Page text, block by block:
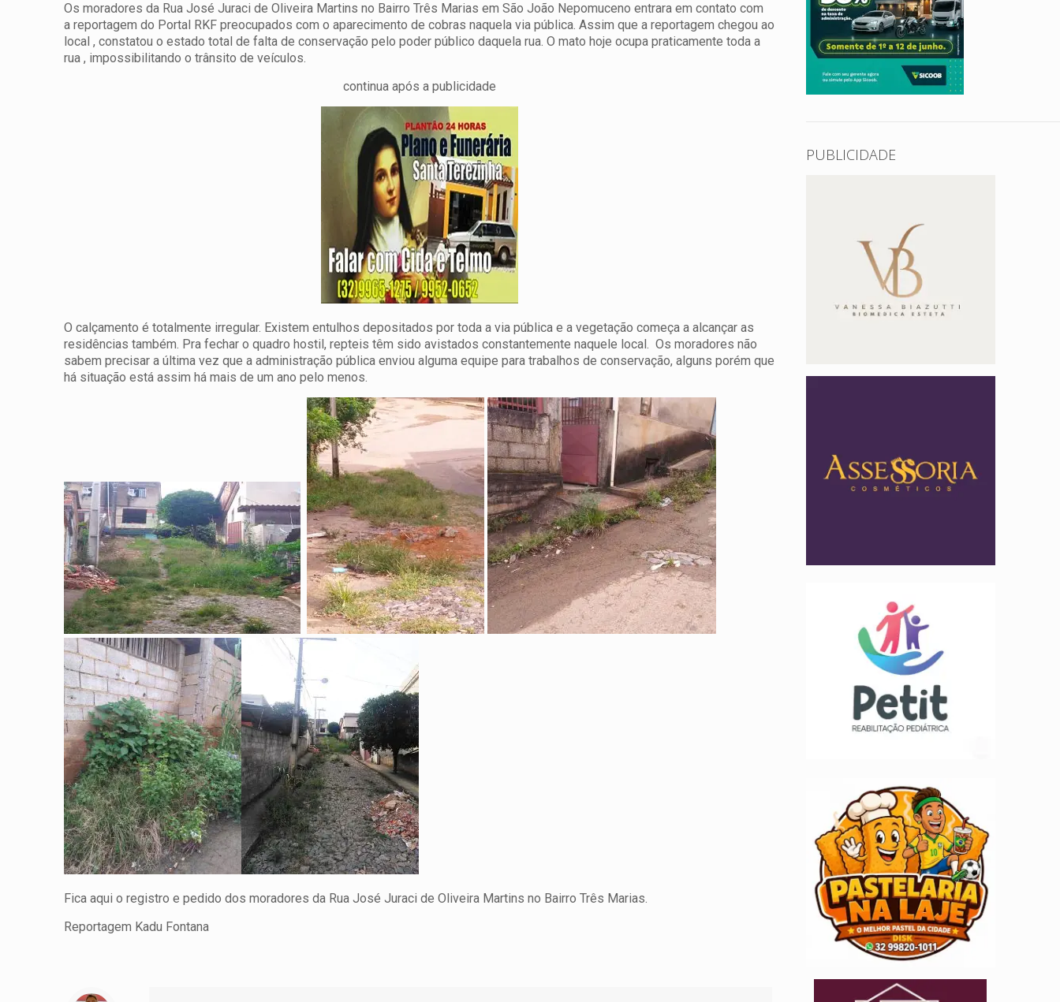
Os moradores da Rua José Juraci de Oliveira Martins no Bairro Três Marias em São João Nepomuceno entrara em contato com
a reportagem do Portal RKF preocupados com o aparecimento de cobras naquela via pública.Assim que a reportagem chegou ao
local , constatou o estado total de falta de conservação pelo poder público daquela rua. O mato hoje ocupa praticamente toda a
rua , impossibilitando o trânsito de veículos.
continua após a publicidade
O calçamento é totalmente irregular. Existem entulhos depositados por toda a via pública e a vegetação começa a alcançar as
residências também. Pra fechar o quadro hostil, repteis têm sido avistados constantemente naquele local. Os moradores não
sabem precisar a última vez que a administração pública enviou alguma equipe para trabalhos de conservação, alguns porém que
há situação está assim há mais de um ano pelo menos.
Fica aqui o registro e pedido dos moradores da Rua José Juraci de Oliveira Martins no Bairro Três Marias.
Reportagem Kadu Fontana
PUBLICIDADE